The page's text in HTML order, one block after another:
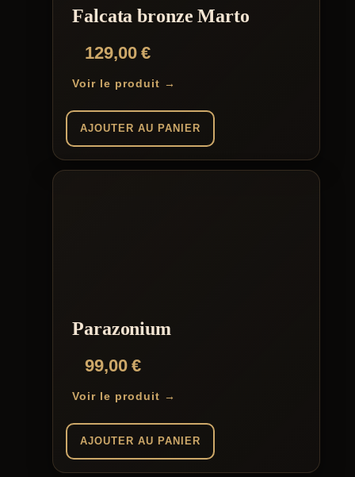
Falcata bronze Marto
129,00€
Voir le produit →
AJOUTER AU PANIER
Parazonium
99,00€
Voir le produit →
AJOUTER AU PANIER